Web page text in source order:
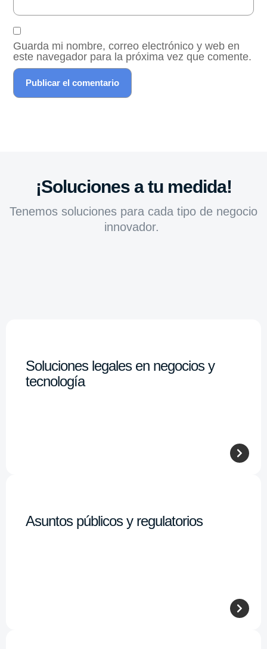
Guarda mi nombre, correo electrónico y web en
este navegador para la próxima vez que comente.
¡Soluciones a tu medida!
Tenemos soluciones para cada tipo de negocio
innovador.
Soluciones legales en negocios y
tecnología
Asuntos públicos y regulatorios